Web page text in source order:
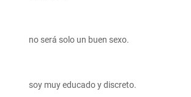
no será solo un buen sexo.
soy muy educado y discreto.